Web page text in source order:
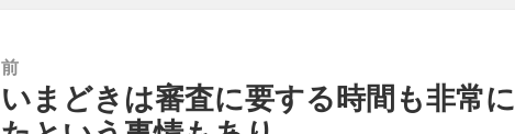
前
前
いまどきは審査に要する時間も非常